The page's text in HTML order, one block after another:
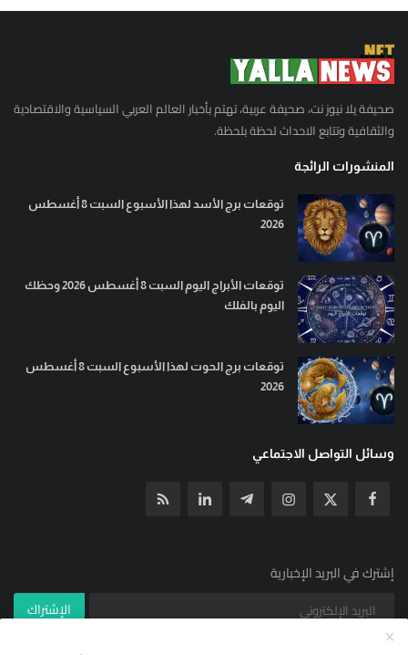
صحيفة يلا نيوز نت، صحيفة عربية، تهتم بأخبار العالم العربي السياسية والاقتصادية
والثقافية وتتابع الاحداث لحظة بلحظة.
المنشورات الرائجة
توقعات برج الأسد لهذا الأسبوع السبت 8 أغسطس
2026
توقعات الأبراج اليوم السبت 8 أغسطس 2026 وحظك
اليوم بالفلك
توقعات برج الحوت لهذا الأسبوع السبت 8 أغسطس
2026
وسائل التواصل الاجتماعي
إشترك في البريد الإخبارية
الإشتراك